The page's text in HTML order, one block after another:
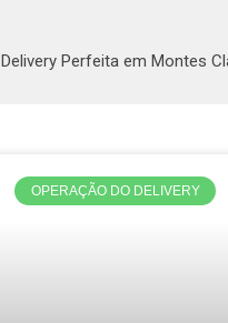
Perfeita em Montes
OPERAÇÃO DO DELIVERY